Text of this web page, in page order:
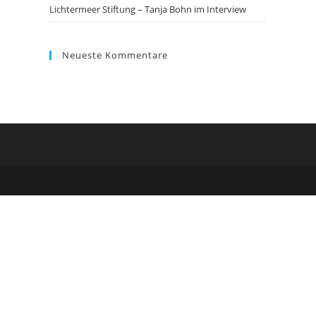
Lichtermeer Stiftung – Tanja Bohn im Interview
Neueste Kommentare